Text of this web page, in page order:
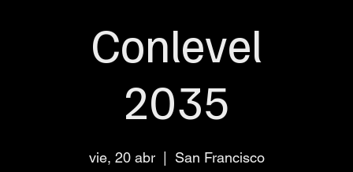
Conlevel
2035
vie, 20 abr
  |
San Francisco